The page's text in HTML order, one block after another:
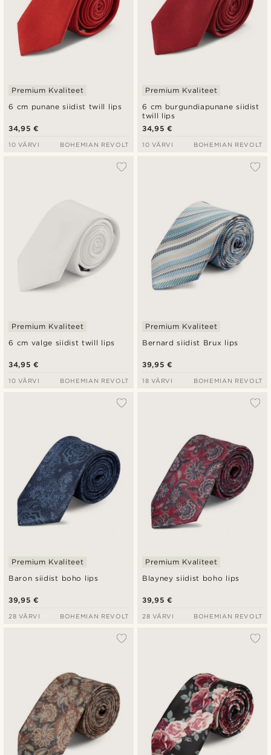
6 cm punane siidist twill lips
Premium Kvaliteet
34,95 €
10 VÄRVI BOHEMIAN REVOLT
6 cm burgundiapunane siidist
twill lips
Premium Kvaliteet
34,95 €
10 VÄRVI BOHEMIAN REVOLT
6 cm valge siidist twill lips
Premium Kvaliteet
34,95 €
10 VÄRVI BOHEMIAN REVOLT
Bernard siidist Brux lips
Premium Kvaliteet
39,95 €
18 VÄRVI BOHEMIAN REVOLT
Baron siidist boho lips
Premium Kvaliteet
39,95 €
28 VÄRVI BOHEMIAN REVOLT
Blayney siidist boho lips
Premium Kvaliteet
39,95 €
28 VÄRVI BOHEMIAN REVOLT